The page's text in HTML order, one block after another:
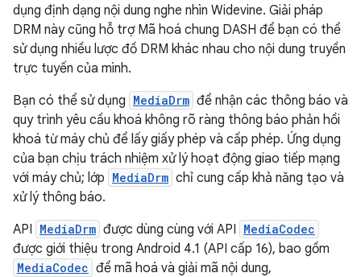
dụng định dạng nội dung nghe nhìn Widevine. Giải pháp
DRM này cũng hỗ trợ Mã hoá chung DASH để bạn có thể
sử dụng nhiều lược đồ DRM khác nhau cho nội dung truyền
trực tuyến của mình.
Bạn có thể sử dụng MediaDrm để nhận các thông báo và
quy trình yêu cầu khoá không rõ ràng thông báo phản hồi
khoá từ máy chủ để lấy giấy phép và cấp phép. Ứng dụng
của bạn chịu trách nhiệm xử lý hoạt động giao tiếp mạng
với máy chủ; lớp MediaDrm chỉ cung cấp khả năng tạo và
xử lý thông báo.
API MediaDrm được dùng cùng với API MediaCodec
được giới thiệu trong Android 4.1 (API cấp 16), bao gồm
MediaCodec để mã hoá và giải mã nội dung,